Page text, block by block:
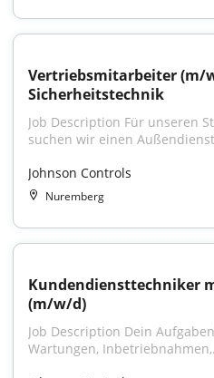
Vertriebsmitarbeiter (m/
Sicherheitstechnik
Job Description Für unseren
suchen wir einen
Johnson Controls
Nuremberg
Kundendiensttechniker
(m/w/d)
Job Description Dein
Wartungen,